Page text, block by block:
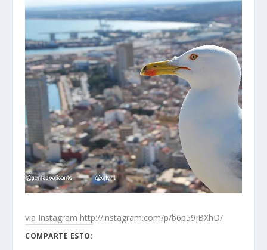
via Instagram http://instagram.com/p/b6p59jBXhD/
COMPARTE ESTO: